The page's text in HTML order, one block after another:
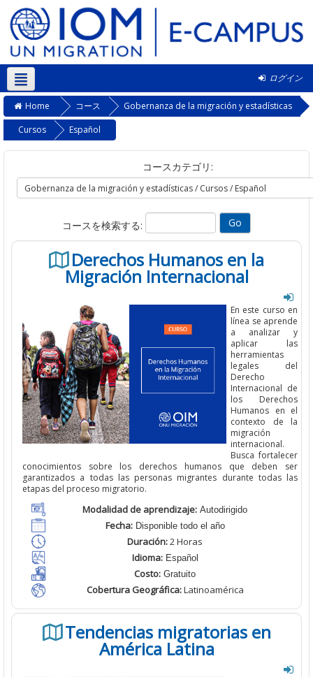
ログイン
日本語 ‎(ja)‎
Home コース
Gobernanza de la migración y estadísticas
Cursos
Español
コースカテゴリ:
コースを検索する:
Derechos Humanos en la
Migración Internacional
En este curso en
línea se aprende
a analizar y
aplicar las
herramientas
legales del
Derecho
Internacional de
los Derechos
Humanos en el
contexto de la
migración
internacional.
Busca fortalecer
conocimientos sobre los derechos humanos que deben ser
garantizados a todas las personas migrantes durante todas las
etapas del proceso migratorio.
Modalidad de aprendizaje: Autodirigido
Fecha:Disponible todo el año
Duración:2 Horas
Idioma:Español
Costo: Gratuito
Cobertura Geográfica:Latinoamérica
Tendencias migratorias en
América Latina